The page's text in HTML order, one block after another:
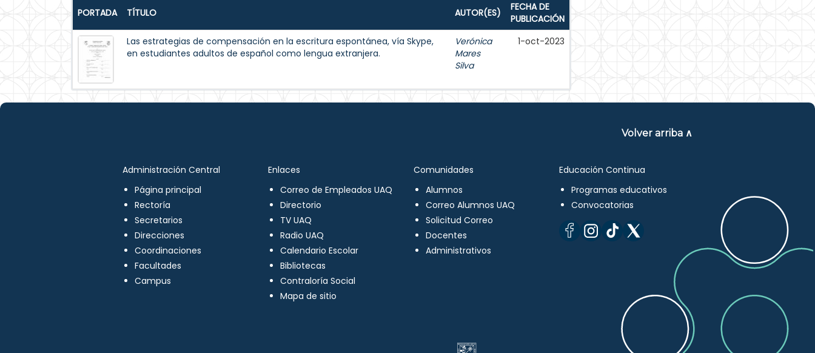
PORTADA TÍTULO AUTOR(ES)
FECHA DE
PUBLICACIÓN
Las estrategias de compensación en la escritura espontánea, vía Skype,
en estudiantes adultos de español como lengua extranjera.
Verónica
Mares
Silva
1-oct-2023
Volver arriba ∧
Administración Central
Página principal
Rectoría
Secretarios
Direcciones
Coordinaciones
Facultades
Campus
Enlaces
Correo de Empleados UAQ
Directorio
TV UAQ
Radio UAQ
Calendario Escolar
Bibliotecas
Contraloría Social
Mapa de sitio
Comunidades
Alumnos
Correo Alumnos UAQ
Solicitud Correo
Docentes
Administrativos
Educación Continua
Programas educativos
Convocatorias